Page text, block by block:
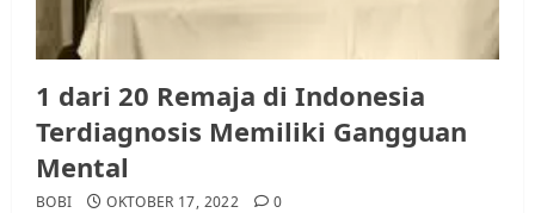
1 dari 20 Remaja di Indonesia
Terdiagnosis Memiliki Gangguan
Mental
BOBI OKTOBER 17, 2022 0
Datangi Pemko Batam, Warga
Rempang Protes Lahan Mereka
Diambil untuk Sekolah Rakyat
JULI 21, 2026 0
Warga Rempang Ajukan